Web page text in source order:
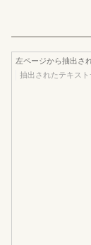
左ページから抽出さ
抽出されたテキスト